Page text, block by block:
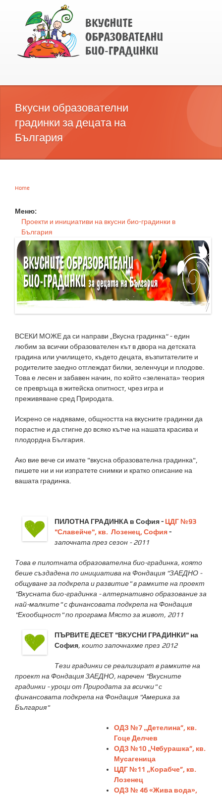
Вкусни образователни
градинки за децата на
България
Home
Меню:
Проекти и инициативи на вкусни био-градинки в
България
ВСЕКИ МОЖЕ да си направи „Вкусна градинка“ - един
любим за всички образователен кът в двора на детската
градина или училището, където децата, възпитателите и
родителите заедно отглеждат билки, зеленчуци и плодове.
Това е лесен и забавен начин, по който «зелената» теория
се превръща в житейска опитност, чрез игра и
преживяване сред Природата.
Искрено се надяваме, общността на вкусните градинки да
порастне и да стигне до всяко кътче на нашата красива и
плодордна България.
Ако вие вече си имате "вкусна образователна градинка",
пишете ни и ни изпратете снимки и кратко описание на
вашата градинка.
ПИЛОТНА ГРАДИНКА в София - ЦДГ №93
"Славейче", кв. Лозенец, София-
започната през сезон - 2011
Това е пилотната образователна био-градинка, която
беше създадена по инициатива на Фондация "ЗАЕДНО -
общуване за подкрепа и развитие" в рамките на проект
"Вкусната био-градинка - алтернативно образование за
най-малките" с финансовата подкрепа на Фондация
"Екообщност" по програма Място за живот, 2011
ПЪРВИТЕ ДЕСЕТ "ВКУСНИ ГРАДИНКИ" на
София, които започнахме през 2012
Тези градинки се реализират в рамките на
проект на Фондация ЗАЕДНО, наречен "Вкусните
градинки - уроци от Природата за всички" с
финансовата подкрепа на Фондация "Америка за
България"
ОДЗ №7 „Детелина”, кв.
Гоце Делчев
ОДЗ №10 „Чeбурашка”, кв.
Мусагеница
ЦДГ №11 „Корабче”, кв.
Лозенец
ОДЗ № 46 «Жива вода»,